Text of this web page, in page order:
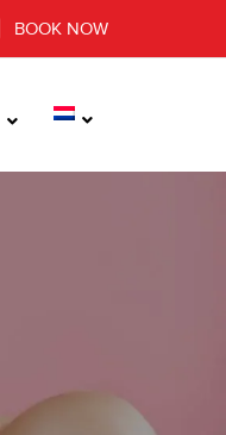
BOOK NOW